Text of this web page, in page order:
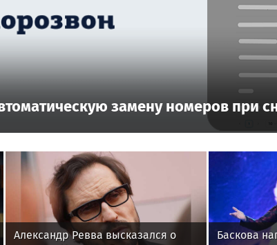
замену номеров при
Александр Ревва высказался о
Баскова